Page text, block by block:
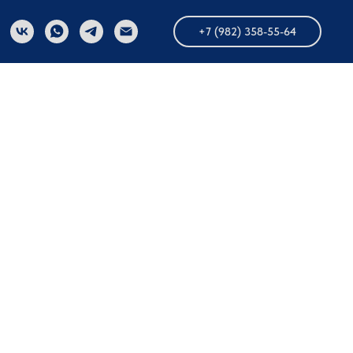
+7 (982) 358-55-64